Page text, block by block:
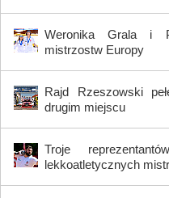
Weronika Grala i
mistrzostw Europy
Rajd Rzeszowski
drugim miejscu
Troje
lekkoatletycznych